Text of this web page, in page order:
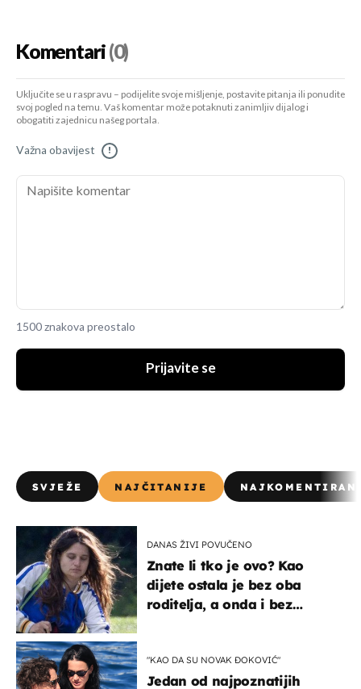
Komentari(0)
Uključite se u raspravu – podijelite svoje mišljenje, postavite pitanja ili ponudite
svoj pogled na temu. Vaš komentar može potaknuti zanimljiv dijalog i
obogatiti zajednicu našeg portala.
Važna obavijest !
1500 znakova preostalo
Prijavite se
SVJEŽE NAJČITANIJE
DANAS ŽIVI POVUČENO
Znate li tko je ovo? Kao
dijete ostala je bez oba
roditelja, a onda i bez
"KAO DA SU NOVAK ĐOKOVIĆ"
Jedan od najpoznatijih